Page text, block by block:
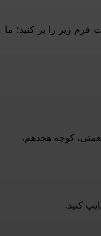
زیر را پر کنید؛ ما
کوچه هجدهم،
کنید.